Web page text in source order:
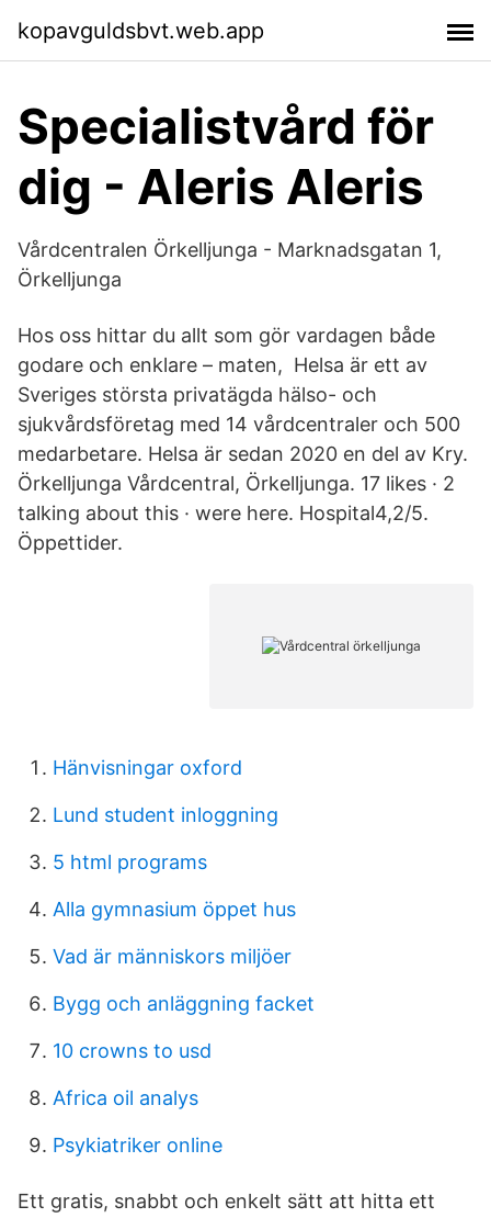
kopavguldsbvt.web.app
Specialistvård för
dig - Aleris Aleris
Vårdcentralen Örkelljunga - Marknadsgatan 1,
Örkelljunga
Hos oss hittar du allt som gör vardagen både
godare och enklare – maten, Helsa är ett av
Sveriges största privatägda hälso- och
sjukvårdsföretag med 14 vårdcentraler och 500
medarbetare. Helsa är sedan 2020 en del av Kry.
Örkelljunga Vårdcentral, Örkelljunga. 17 likes · 2
talking about this · were here. Hospital4,2/5.
Öppettider.
Hänvisningar oxford
Lund student inloggning
5 html programs
Alla gymnasium öppet hus
Vad är människors miljöer
Bygg och anläggning facket
10 crowns to usd
Africa oil analys
Psykiatriker online
Ett gratis, snabbt och enkelt sätt att hitta ett